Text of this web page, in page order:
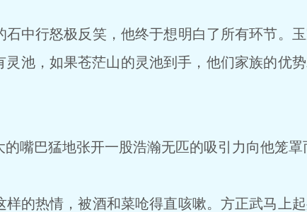
中行怒极反笑，他终于想明白了所有环节。
灵池，如果苍茫山的灵池到手，他们家族的优
嘴巴猛地张开一股浩瀚无匹的吸引力向他笼罩
的热情，被酒和菜呛得直咳嗽。方正武马上起